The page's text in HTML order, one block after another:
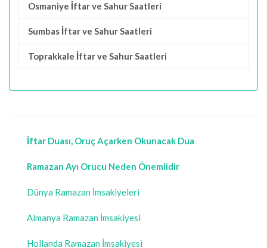
Osmaniye İftar ve Sahur Saatleri
Sumbas İftar ve Sahur Saatleri
Toprakkale İftar ve Sahur Saatleri
İftar Duası, Oruç Açarken Okunacak Dua
Ramazan Ayı Orucu Neden Önemlidir
Dünya Ramazan İmsakiyeleri
Almanya Ramazan İmsakiyesi
Hollanda Ramazan İmsakiyesi